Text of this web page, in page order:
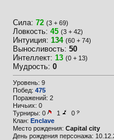
Сила: 72 (3 + 69)
Ловкость: 45 (3 + 42)
Интуиция: 134 (60 + 74)
Выносливость: 50
Интеллект: 13 (0 + 13)
Мудрость: 0
Уровень: 9
Побед: 475
Поражений: 2
Ничьих: 0
Турниры: 0 1
0
Клан: Enclave
Место рождения: Capital city
День рождения персонажа: